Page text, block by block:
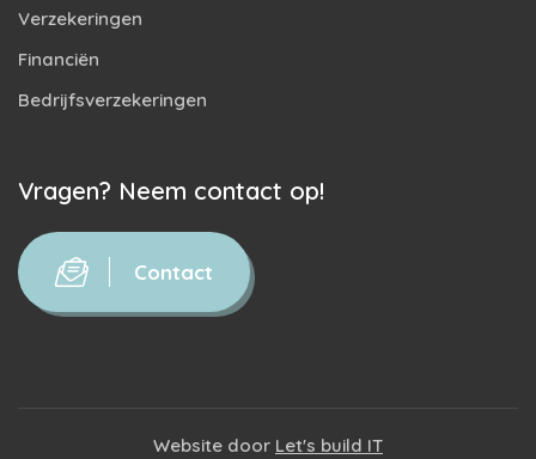
Verzekeringen
Financiën
Bedrijfsverzekeringen
Vragen? Neem contact op!
Contact
Website door Let's build IT